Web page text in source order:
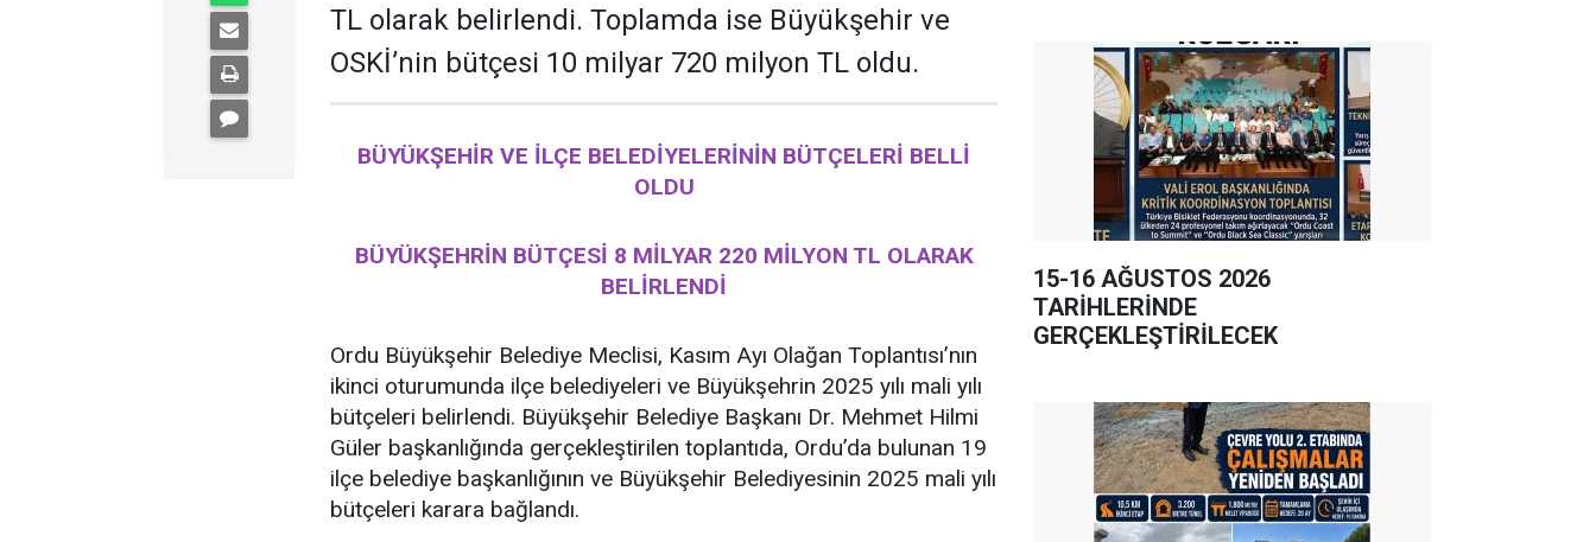
TL olarak belirlendi. Toplamda ise Büyükşehir ve
OSKİ’nin bütçesi 10 milyar 720 milyon TL oldu.
BÜYÜKŞEHİR VE İLÇE BELEDİYELERİNİN BÜTÇELERİ BELLİ
OLDU
BÜYÜKŞEHRİN BÜTÇESİ 8 MİLYAR 220 MİLYON TL OLARAK
BELİRLENDİ
Ordu Büyükşehir Belediye Meclisi, Kasım Ayı Olağan Toplantısı’nın
ikinci oturumunda ilçe belediyeleri ve Büyükşehrin 2025 yılı mali yılı
bütçeleri belirlendi. Büyükşehir Belediye Başkanı Dr. Mehmet Hilmi
Güler başkanlığında gerçekleştirilen toplantıda, Ordu’da bulunan 19
ilçe belediye başkanlığının ve Büyükşehir Belediyesinin 2025 mali yılı
bütçeleri karara bağlandı.
15-16 AĞUSTOS 2026
TARİHLERİNDE
GERÇEKLEŞTİRİLECEK